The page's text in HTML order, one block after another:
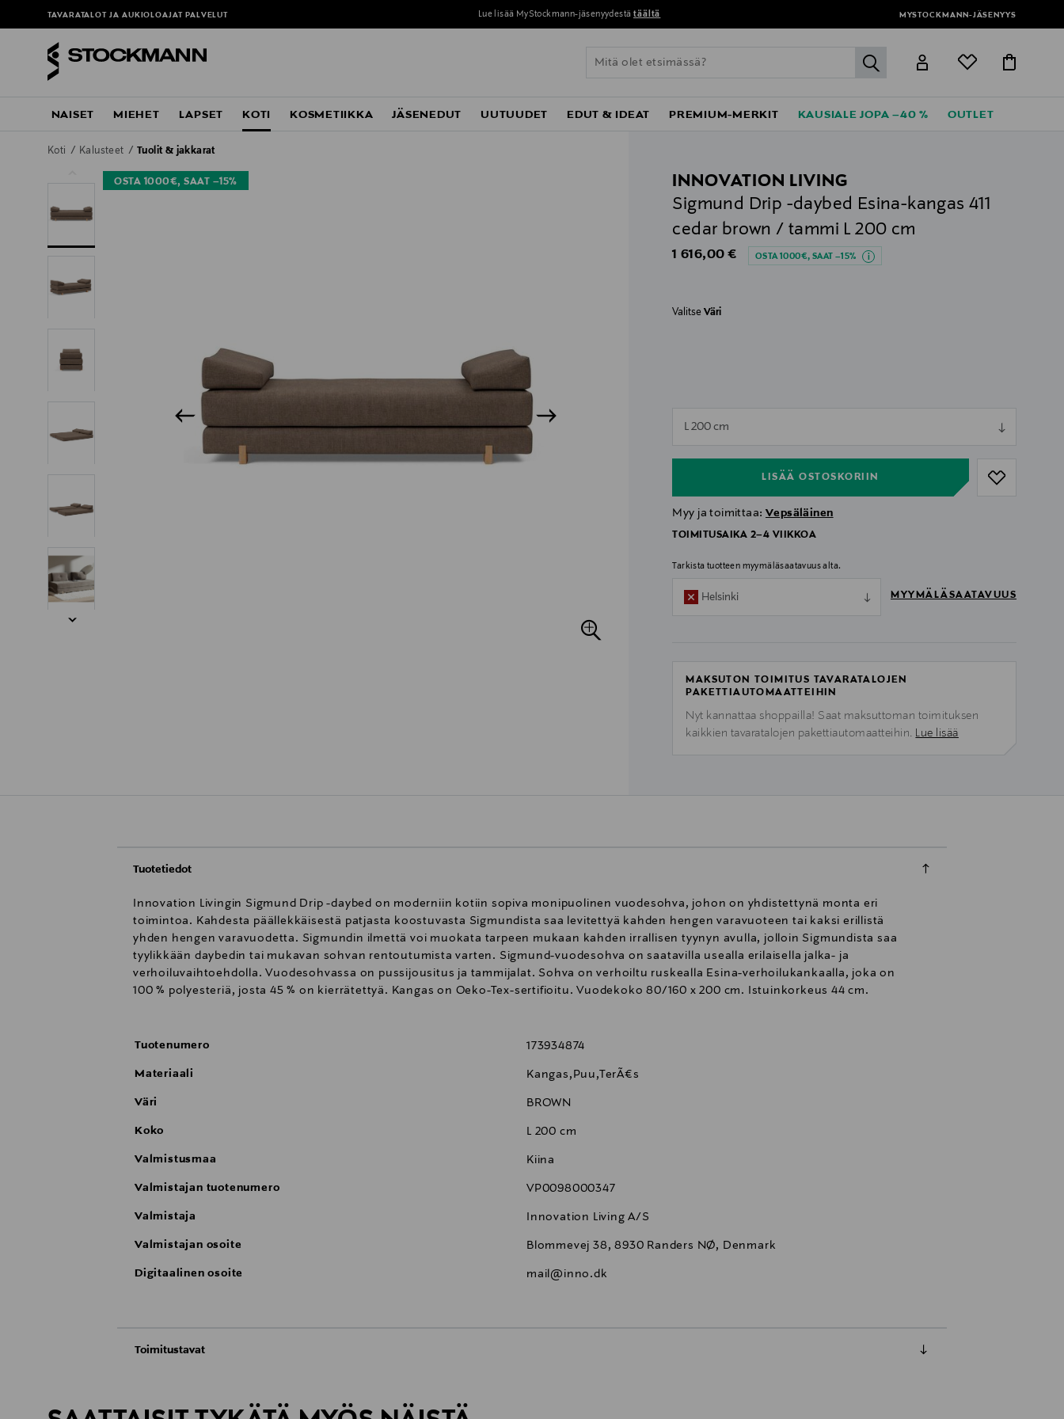
TAVARATALOT JA AUKIOLOAJAT PALVELUT Lue lisää MyStockmann-jäsenyydestä täältä MYSTOCKMANN-JÄSENYYS
label.header.go
NAISET MIEHET LAPSET KOTI KOSMETIIKKA JÄSENEDUT UUTUUDET EDUT & IDEAT PREMIUM-MERKIT KAUSIALE JOPA –40 % OUTLET
Koti Kalusteet Tuolit & jakkarat
OSTA 1000€, SAAT –15%
INNOVATION LIVING
Sigmund Drip -daybed Esina-kangas 411
cedar brown / tammi L 200 cm
Original Price
1 616,00 € OSTA 1000€, SAAT –15%
ValitseVäri
L 200 cm
LISÄÄ OSTOSKORIIN
null
Myy ja toimittaa: Vepsäläinen
TOIMITUSAIKA 2–4 VIIKKOA
Tarkista tuotteen myymäläsaatavuus alta.
Helsinki MYYMÄLÄSAATAVUUS
MAKSUTON TOIMITUS TAVARATALOJEN
PAKETTIAUTOMAATTEIHIN
Nyt kannattaa shoppailla! Saat maksuttoman toimituksen
kaikkien tavaratalojen pakettiautomaatteihin. Lue lisää
Tuotetiedot
Innovation Livingin Sigmund Drip -daybed on moderniin kotiin sopiva monipuolinen vuodesohva, johon on yhdistettynä monta eri
toimintoa. Kahdesta päällekkäisestä patjasta koostuvasta Sigmundista saa levitettyä kahden hengen varavuoteen tai kaksi erillistä
yhden hengen varavuodetta. Sigmundin ilmettä voi muokata tarpeen mukaan kahden irrallisen tyynyn avulla, jolloin Sigmundista saa
tyylikkään daybedin tai mukavan sohvan rentoutumista varten. Sigmund-vuodesohva on saatavilla usealla erilaisella jalka- ja
verhoiluvaihtoehdolla. Vuodesohvassa on pussijousitus ja tammijalat. Sohva on verhoiltu ruskealla Esina-verhoilukankaalla, joka on
100 % polyesteriä, josta 45 % on kierrätettyä. Kangas on Oeko-Tex-sertifioitu. Vuodekoko 80/160 x 200 cm. Istuinkorkeus 44 cm.
Tuotenumero 173934874
Materiaali Kangas,Puu,TerÃ¤s
Väri BROWN
Koko L 200 cm
Valmistusmaa Kiina
Valmistajan tuotenumero VP0098000347
Valmistaja Innovation Living A/S
Valmistajan osoite Blommevej 38, 8930 Randers NØ, Denmark
Digitaalinen osoite mail@inno.dk
Toimitustavat